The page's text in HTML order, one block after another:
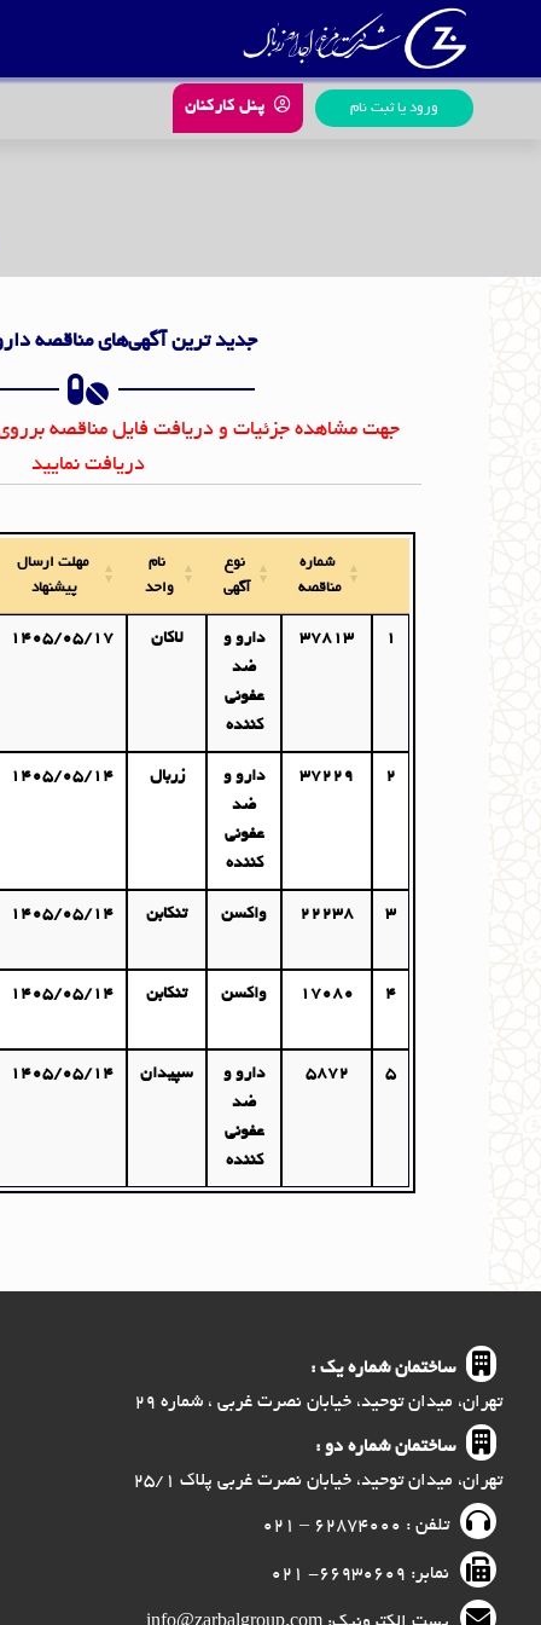
محتوا
ورود یا ثبت نام پنل کارکنان
جدید ترین آگهی‌های مناقصه
جهت مشاهده جزئیات و دریافت فایل مناقصه
دریافت نمایید
شماره
مناقصه
نوع
آگهی
نام
واحد
مهلت ارسال
پیشنهاد
1
37813
دارو و
ضد
عفونی
کننده
لاکان 1405/05/17
2
37229
دارو و
ضد
عفونی
کننده
زربال 1405/05/14
3
22238 واکسن تنکابن 1405/05/14
4
17080 واکسن تنکابن 1405/05/14
5
5872
دارو و
ضد
عفونی
کننده
سپیدان 1405/05/14
ساختمان شماره یک :
تهران، میدان توحید، خیابان نصرت غربی ، شماره ۲۹
ساختمان شماره دو :
تهران، میدان توحید، خیابان نصرت غربی پلاک ۲۵/۱
تلفن : ۶۲۸۷۴۰۰۰ – ۰۲۱
نمابر: ۶۶۹۳۰۶۰۹- ۰۲۱